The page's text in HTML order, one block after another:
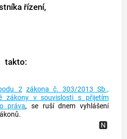
řízení,
takto:
2 zákona č. 303/2013 Sb.,
zákony v souvislosti s přijetím
práva, se ruší dnem vyhlášení